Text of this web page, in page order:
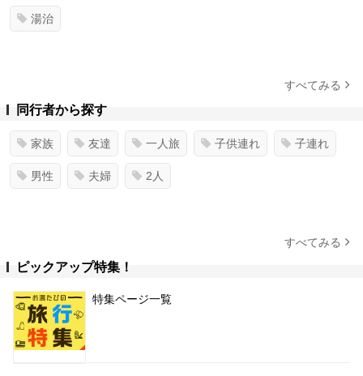
湯治
すべてみる
同行者から探す
家族 友達 一人旅 子供連れ 子連れ
男性 夫婦 2人
すべてみる
ピックアップ特集！
特集ページ一覧